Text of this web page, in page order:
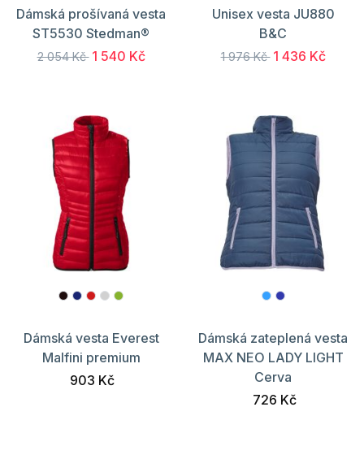
Dámská prošívaná vesta
ST5530 Stedman®
2 054 Kč 1 540 Kč
Unisex vesta JU880
B&C
1 976 Kč 1 436 Kč
Dámská vesta Everest
Malfini premium
903 Kč
Dámská zateplená vesta
MAX NEO LADY LIGHT
Cerva
726 Kč